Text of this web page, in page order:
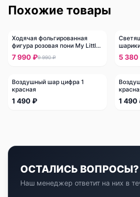
Похожие товары
-20%
Ходячая фольгированная
фигура розовая пони My Little
Pony
7 990 ₽9 990 ₽
-10%
5 380
Воздушный шар цифра 1
красная
1 490 ₽ 1 490
ОСТАЛИСЬ ВОПРОСЫ?
Наш менеджер ответит на них в